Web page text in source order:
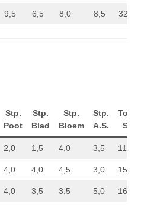
9,5 6,5 8,0 8,5 32,5
Stp.
Poot
Stp.
Blad
Stp.
Bloem
Stp.
A.S.
Totaal
Stp.
2,0 1,5 4,0 3,5 11,0
4,0 4,0 4,5 3,0 15,5
4,0 3,5 3,5 5,0 16,0